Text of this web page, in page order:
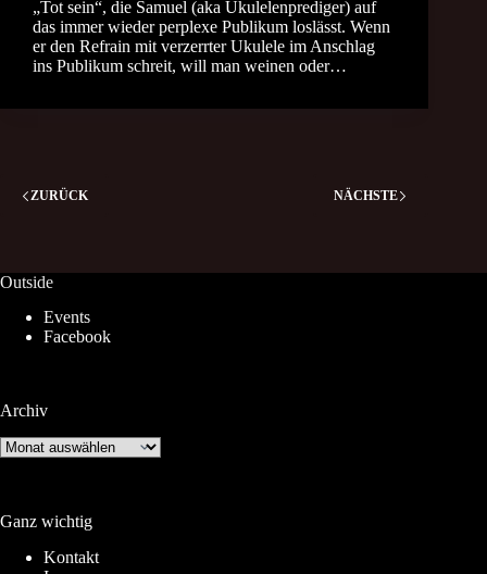
„Tot sein“, die Samuel (aka Ukulelenprediger) auf
das immer wieder perplexe Publikum loslässt. Wenn
er den Refrain mit verzerrter Ukulele im Anschlag
ins Publikum schreit, will man weinen oder…
ZURÜCK NÄCHSTE
Outside
Events
Facebook
Archiv
Archiv
Ganz wichtig
Kontakt